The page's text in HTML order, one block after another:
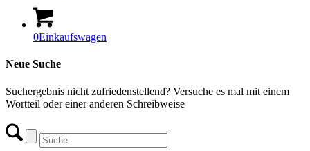
0Einkaufswagen
Neue Suche
Suchergebnis nicht zufriedenstellend? Versuche es mal mit einem
Wortteil oder einer anderen Schreibweise